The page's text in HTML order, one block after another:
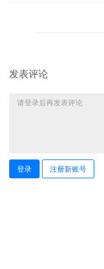
发表评论
登录 注册新账号